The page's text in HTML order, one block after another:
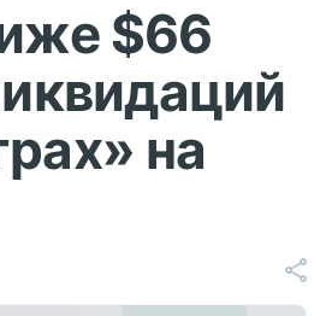
$66
на